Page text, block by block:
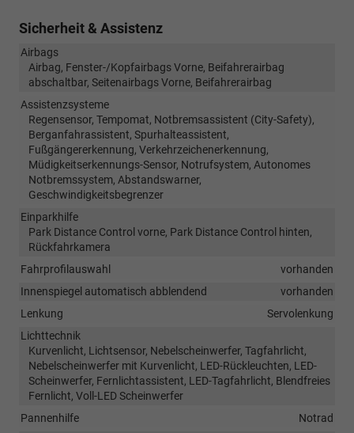
Sicherheit & Assistenz
Airbags
Airbag, Fenster-/Kopfairbags Vorne, Beifahrerairbag
abschaltbar, Seitenairbags Vorne, Beifahrerairbag
Assistenzsysteme
Regensensor, Tempomat, Notbremsassistent (City-Safety),
Berganfahrassistent, Spurhalteassistent,
Fußgängererkennung, Verkehrzeichenerkennung,
Müdigkeitserkennungs-Sensor, Notrufsystem, Autonomes
Notbremssystem, Abstandswarner,
Geschwindigkeitsbegrenzer
Einparkhilfe
Park Distance Control vorne, Park Distance Control hinten,
Rückfahrkamera
Fahrprofilauswahl
vorhanden
Innenspiegel automatisch abblendend
vorhanden
Lenkung
Servolenkung
Lichttechnik
Kurvenlicht, Lichtsensor, Nebelscheinwerfer, Tagfahrlicht,
Nebelscheinwerfer mit Kurvenlicht, LED-Rückleuchten, LED-
Scheinwerfer, Fernlichtassistent, LED-Tagfahrlicht, Blendfreies
Fernlicht, Voll-LED Scheinwerfer
Pannenhilfe
Notrad